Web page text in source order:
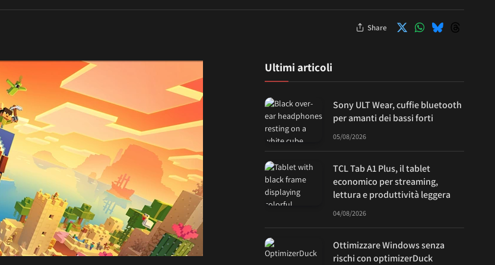
Share
Ultimi articoli
Sony ULT Wear, cuffie bluetooth
per amanti dei bassi forti
05/08/2026
TCL Tab A1 Plus, il tablet
economico per streaming,
lettura e produttività leggera
04/08/2026
Ottimizzare Windows senza
rischi con optimizerDuck